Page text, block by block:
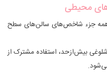
همه جزء شاخص‌های سالن‌های سطح
بیش‌ازحد، استفاده مشترک از